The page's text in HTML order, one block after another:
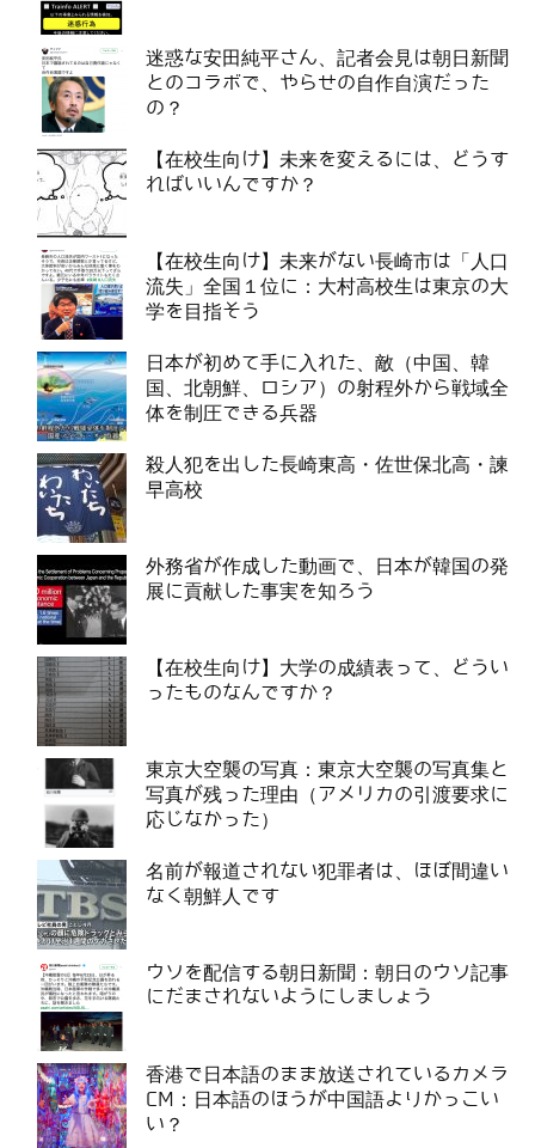
迷惑な安田純平さん、記者会見は朝日新聞
とのコラボで、やらせの自作自演だった
の？
【在校生向け】未来を変えるには、どうす
ればいいんですか？
【在校生向け】未来がない長崎市は「人口
流失」全国１位に：大村高校生は東京の大
学を目指そう
日本が初めて手に入れた、敵（中国、韓
国、北朝鮮、ロシア）の射程外から戦域全
体を制圧できる兵器
殺人犯を出した長崎東高・佐世保北高・諫
早高校
外務省が作成した動画で、日本が韓国の発
展に貢献した事実を知ろう
【在校生向け】大学の成績表って、どうい
ったものなんですか？
東京大空襲の写真：東京大空襲の写真集と
写真が残った理由（アメリカの引渡要求に
応じなかった）
名前が報道されない犯罪者は、ほぼ間違い
なく朝鮮人です
ウソを配信する朝日新聞：朝日のウソ記事
にだまされないようにしましょう
香港で日本語のまま放送されているカメラ
CM：日本語のほうが中国語よりかっこい
い？